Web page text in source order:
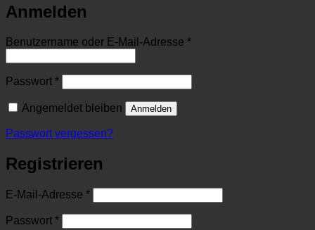
Anmelden
Benutzername oder E-Mail-Adresse *Erforderlich
Passwort *Erforderlich
Angemeldet bleiben Anmelden
Passwort vergessen?
Registrieren
E-Mail-Adresse *Erforderlich
Passwort *Erforderlich